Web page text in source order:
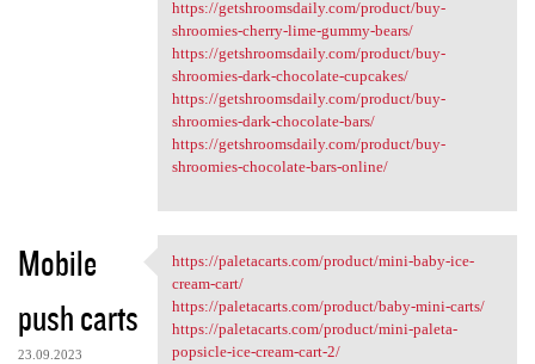
https://getshroomsdaily.com/product/buy-
shroomies-cherry-lime-gummy-bears/
https://getshroomsdaily.com/product/buy-
shroomies-dark-chocolate-cupcakes/
https://getshroomsdaily.com/product/buy-
shroomies-dark-chocolate-bars/
https://getshroomsdaily.com/product/buy-
shroomies-chocolate-bars-online/
Mobile
push carts
23.09.2023
https://paletacarts.com
https://paletacarts.com/product/mini-baby-ice-
cream-cart/
https://paletacarts.com/product/baby-mini-carts/
https://paletacarts.com/product/mini-paleta-
popsicle-ice-cream-cart-2/